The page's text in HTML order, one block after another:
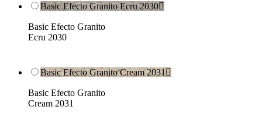
Basic Efecto Granito Ecru 2030
Basic Efecto Granito
Ecru 2030
Basic Efecto Granito Cream 2031
Basic Efecto Granito
Cream 2031